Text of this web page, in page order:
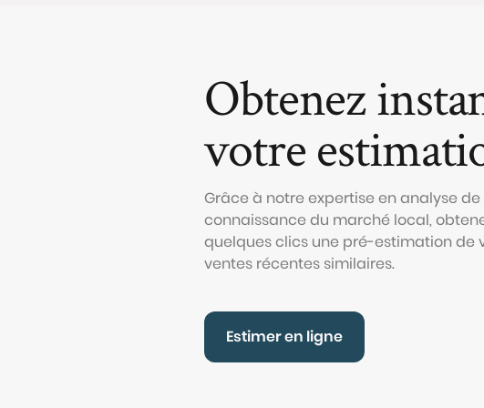
Obtenez
votre
Grâce à notre expertise en analyse
connaissance du marché local,
quelques clics une pré-estimation de
ventes récentes similaires.
Estimer en ligne